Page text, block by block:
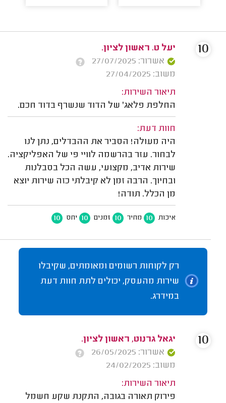
יעל ט. ראשון לציון.
אשרור: 27/07/2025
משוב: 27/04/2025
תיאור השירות:
החלפת פלאג' של הדוד שנשרף בדוד חכם.
חוות דעת:
היה מעולה! הסביר את ההבדלים, נתן לנו
לבחור. עזר בהרשמה לוויי פי של האפליקציה.
שירות אדיב, מקצועי, עשה הכל בסבלנות
ובחיוך. הרבה זמן לא קיבלתי כזה שירות יוצא
מן הכלל. תודה!
איכות 10 מחיר 10 זמנים 10 יחס 10
10
רק לקוחות רשומים ומאומתים, שקיבלו
שירות מהעסק, יכולים לתת חוות דעת
במידרג.
יגאל גרנוט, ראשון לציון.
אשרור: 26/05/2025
משוב: 24/02/2025
תיאור השירות:
פירוק תאורה בגובה, התקנת שקע חשמל
10